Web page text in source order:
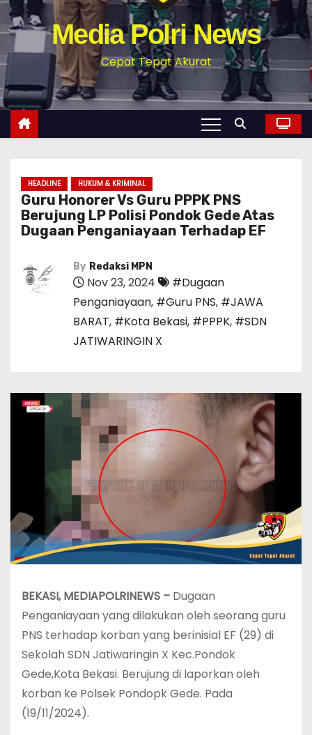
Media Polri News
Cepat Tepat Akurat
HEADLINE HUKUM & KRIMINAL
Guru Honorer Vs Guru PPPK PNS
Berujung LP Polisi Pondok Gede Atas
Dugaan Penganiayaan Terhadap EF
By Redaksi MPN
Nov 23, 2024
#Dugaan
Penganiayaan, #Guru PNS, #JAWA
BARAT, #Kota Bekasi, #PPPK, #SDN
JATIWARINGIN X
BEKASI, MEDIAPOLRINEWS – Dugaan
Penganiayaan yang dilakukan oleh seorang guru
PNS terhadap korban yang berinisial EF (29) di
Sekolah SDN Jatiwaringin X Kec.Pondok
Gede,Kota Bekasi. Berujung di laporkan oleh
korban ke Polsek Pondopk Gede. Pada
(19/11/2024).